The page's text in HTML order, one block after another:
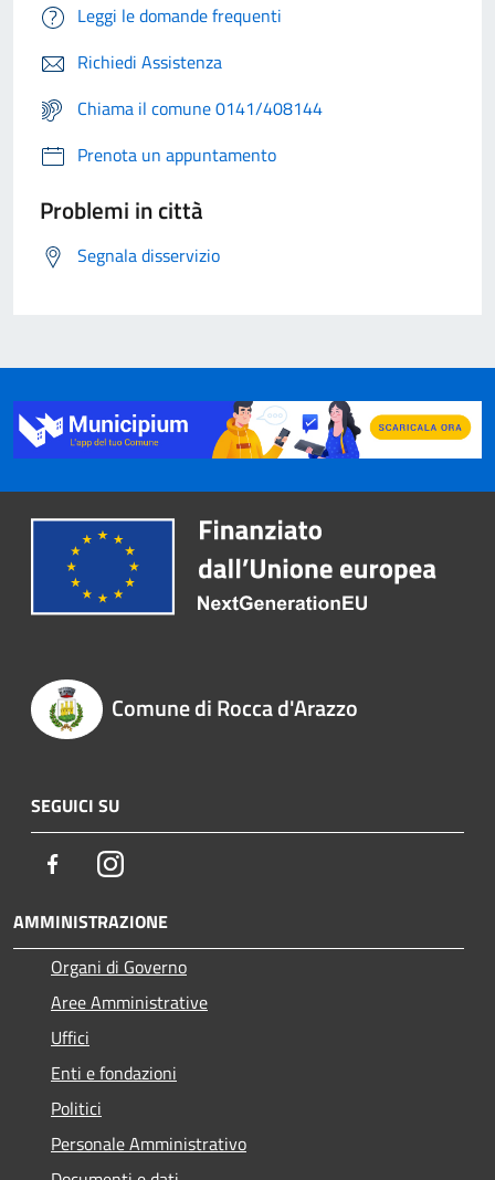
Leggi le domande frequenti
Richiedi Assistenza
Chiama il comune 0141/408144
Prenota un appuntamento
Problemi in città
Segnala disservizio
Comune di Rocca d'Arazzo
SEGUICI SU
FacebookInstagram
AMMINISTRAZIONE
Organi di Governo
Aree Amministrative
Uffici
Enti e fondazioni
Politici
Personale Amministrativo